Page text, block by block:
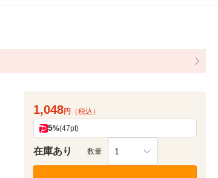
1,048円 （税込）
5%(47pt)
在庫あり 数量 1